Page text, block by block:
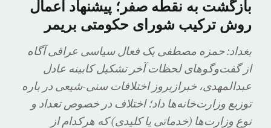
بازگشت به نقطه صفر؛ پیشنهاد اعمال
روش ترکیب شورای حکومتی بریمر
بغداد: حمزه مصطفی یک فعال سیاسی عراقی آگاه
از گفت‌وگوهای لحظات آخر تشکیل کابینه عادل
عبدالمهدی، خبرازبروز اختلافات سنی-شیعی در باره
توزیع وزارت‌خانه‌ها داد؛ اختلاف در خصوص تعداد و
نوع وزارت‌ها (خدماتی یا کلیدی) که هرکدام از